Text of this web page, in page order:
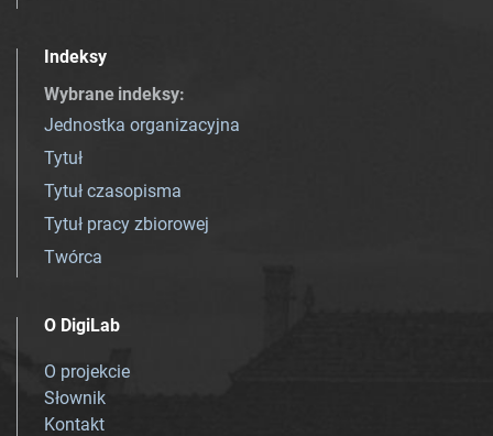
Indeksy
Wybrane indeksy:
Jednostka organizacyjna
Tytuł
Tytuł czasopisma
Tytuł pracy zbiorowej
Twórca
O DigiLab
O projekcie
Słownik
Kontakt